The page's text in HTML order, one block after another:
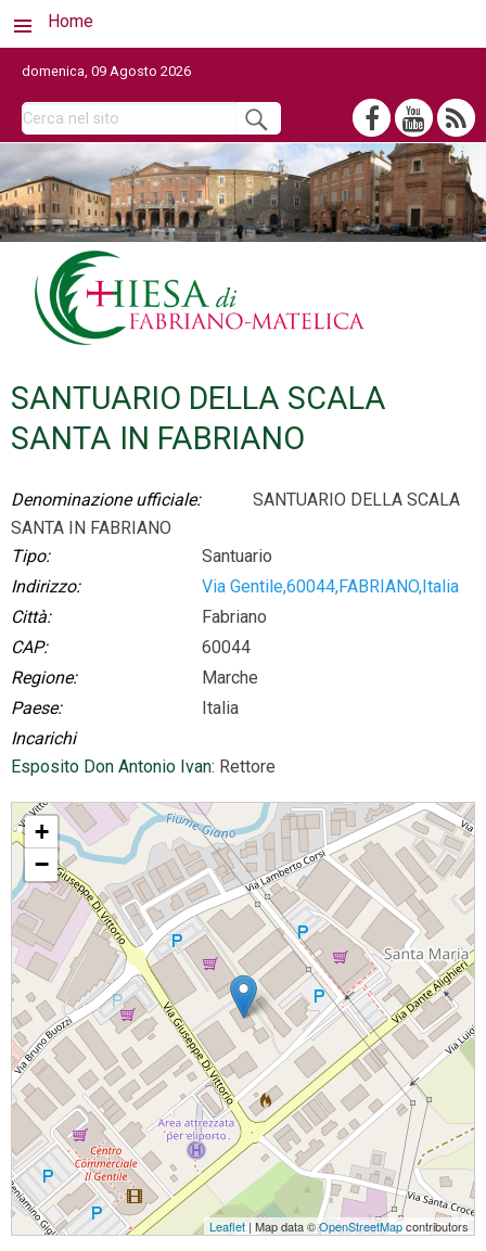
Home
domenica, 09 Agosto 2026
SANTUARIO DELLA SCALA
SANTA IN FABRIANO
Denominazione ufficiale:
SANTUARIO DELLA SCALA
SANTA IN FABRIANO
Tipo:
Santuario
Indirizzo:
Via Gentile,60044,FABRIANO,Italia
Città:
Fabriano
CAP:
60044
Regione:
Marche
Paese:
Italia
Incarichi
Esposito Don Antonio Ivan: Rettore
SANTUARIO DELLA SCALA SANTA IN FABRIANO
+
−
Leaflet| Map data ©OpenStreetMapcontributors